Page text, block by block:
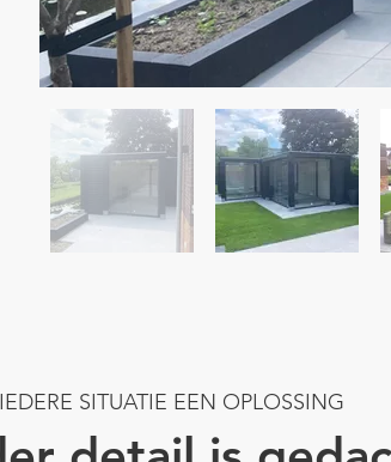
SITUATIE EEN OPLOSSING